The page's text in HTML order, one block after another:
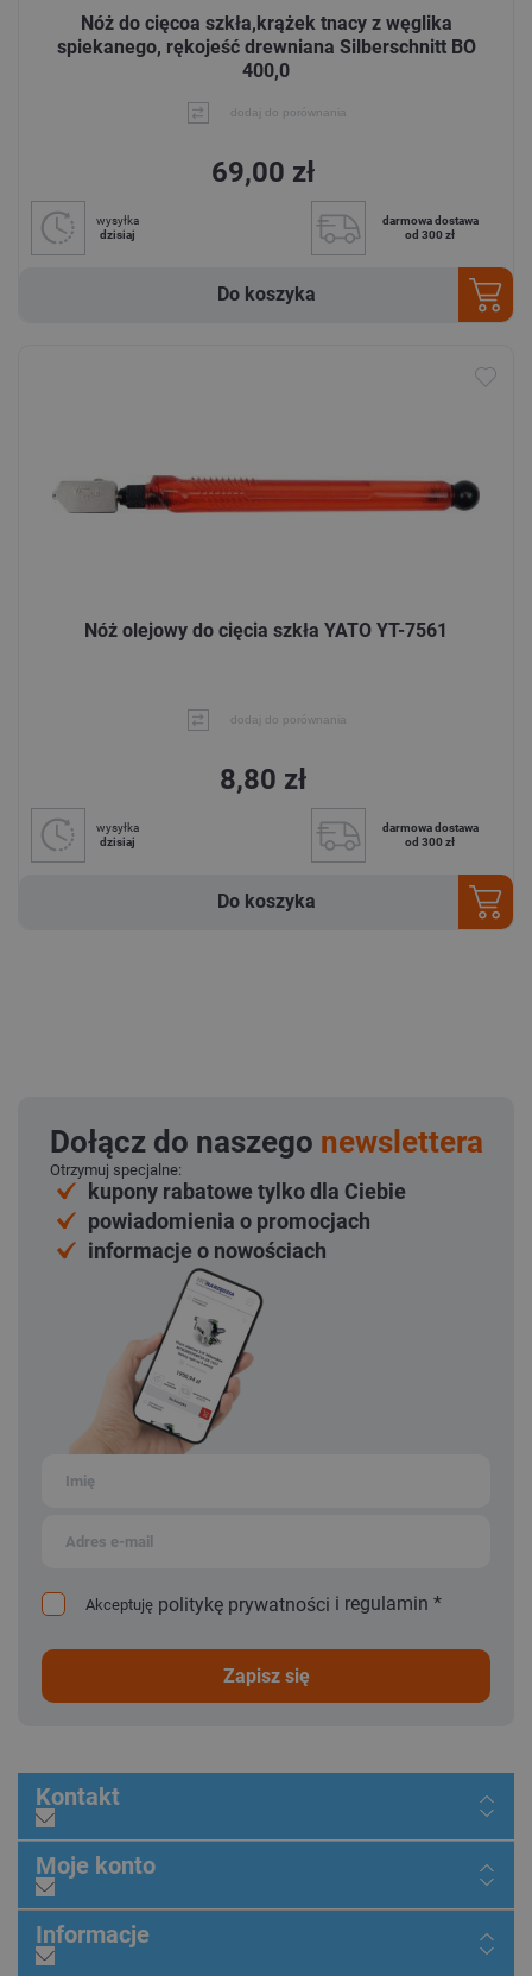
Nóż do cięcoa szkła,krążek tnacy z węglika
spiekanego, rękojeść drewniana Silberschnitt BO
400,0
dodaj do porównania
69,00 zł
wysyłka
dzisiaj
darmowa dostawa
od 300 zł
Do koszyka
Nóż olejowy do cięcia szkła YATO YT-7561
dodaj do porównania
8,80 zł
wysyłka
dzisiaj
darmowa dostawa
od 300 zł
Do koszyka
Dołącz do naszego newslettera
Otrzymuj specjalne:
kupony rabatowe tylko dla Ciebie
powiadomienia o promocjach
informacje o nowościach
Akceptuję politykę prywatności i regulamin *
zapisz się
Kontakt
Moje konto
Informacje